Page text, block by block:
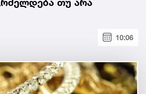
თუ არა
10:06